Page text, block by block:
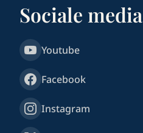
Sociale media
Youtube
Facebook
Instagram